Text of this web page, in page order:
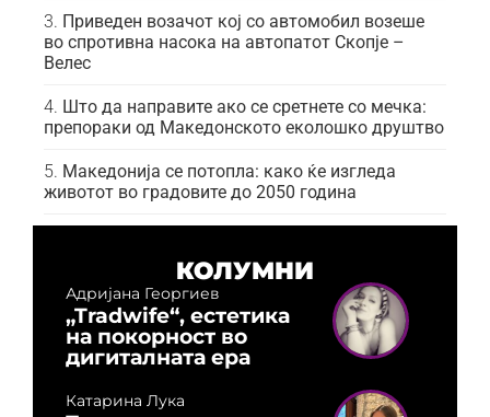
Приведен возачот кој со автомобил возеше
во спротивна насока на автопатот Скопје –
Велес
Што да направите ако се сретнете со мечка:
препораки од Македонското еколошко друштво
Македонија се потопла: како ќе изгледа
животот во градовите до 2050 година
КОЛУМНИ
Адријана Георгиев
„Tradwife“, естетика
на покорност во
дигиталната ера
Катарина Лука